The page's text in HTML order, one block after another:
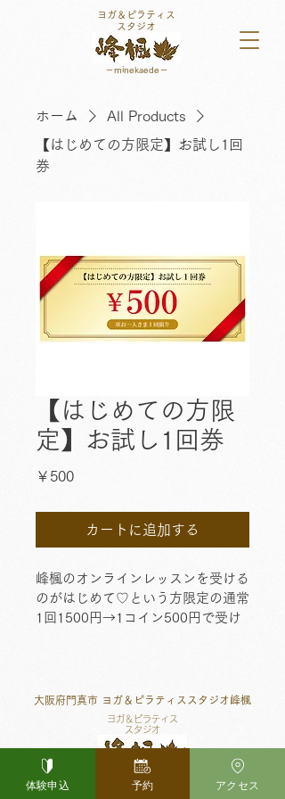
ヨガ＆ピラティス
スタジオ
－minekaede​－
ホーム
All Products
【はじめての方限定】お試し1回
券
【はじめての方限
定】お試し1回券
￥500価
カートに追加する
峰楓のオンラインレッスンを受ける
のがはじめて♡という方限定の通常
1回1500円→1コイン500円で受け
大阪府門真市 ヨガ＆ピラティススタジオ峰楓
ヨガ＆ピラティス
スタジオ
－minekaede－
Access
体験申込 予約 アクセス